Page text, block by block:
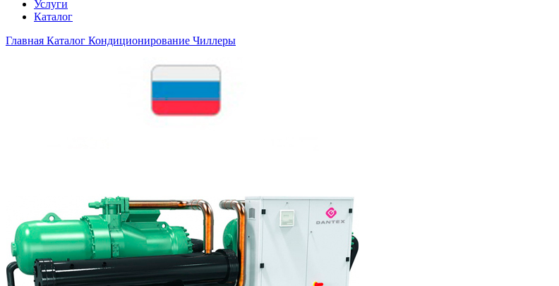
Услуги
Каталог
Главная Каталог Кондиционирование Чиллеры